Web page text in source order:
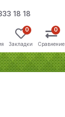
18 18
Закладки
0
Сравнение
0